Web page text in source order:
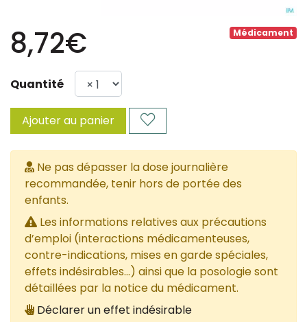
Médicament
8,72€
Quantité
Ajouter au panier
Ne pas dépasser la dose journalière
recommandée, tenir hors de portée des
enfants.
Les informations relatives aux précautions
d’emploi (interactions médicamenteuses,
contre-indications, mises en garde spéciales,
effets indésirables...) ainsi que la posologie sont
détaillées par la notice du médicament.
Déclarer un effet indésirable